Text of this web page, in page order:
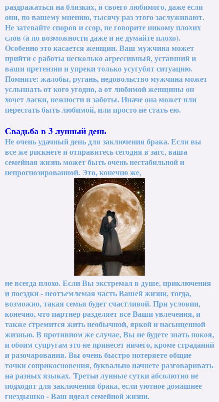
раздражаться на близких, и своего любимого, даже если
они, по вашему мнению, тысячу раз этого заслуживают.
Не затевайте споров и ссор, не говорите никому плохих
слов (а по возможности даже и не думайте плохо).
Особенно это касается женщин. Ваш мужчина может
прийти с работы несколько агрессивный, уставший и
ваши претензии и упреки только усугубят ситуацию.
Помните: жалобы, ругань, недовольство мужчина может
услышать от кого угодно, а от любимой женщины он
хочет ласки, нежности и заботы. Иначе она может или
перестать быть любимой, или просто не стать ею.
Свадьба в 3 лунный день
Не очень удачный день для заключения брака. Если вы
все же рискнете и отправитесь сегодня в загс, ваша
семейная жизнь может быть очень нестабильной и
непрогнозированной. Это, конечно же,
не всегда плохо. Если Вы экстремал в душе, приключения
и поездки - неотъемлемая часть Вашей жизни, тогда,
возможно, такая семья будет счастливой. При условии,
конечно, что партнер разделяет все Ваши увлечения, и
также стремится жить необычной, яркой и насыщенной
жизнью. В противном же случае, Вы не будете знать покоя,
и обоим супругам это не принесет ничего, кроме страданий
и разочарования. Вы очень быстро потеряете общие
точки соприкосновения, буквально начнете разговаривать
на разных языках. Третьи лунные сутки абсолютно не
подходят для заключения брака, если уютное домашнее
гнездышко - Ваш идеал семейной жизни.